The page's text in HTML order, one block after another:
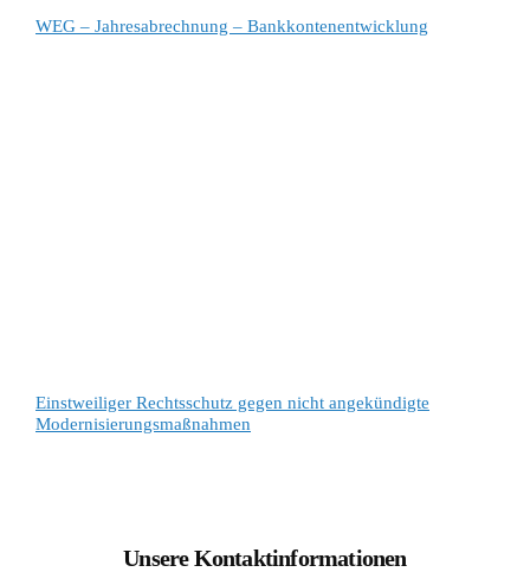
WEG – Jahresabrechnung – Bankkontenentwicklung
Einstweiliger Rechtsschutz gegen nicht angekündigte
Modernisierungsmaßnahmen
Unsere Kontaktinformationen